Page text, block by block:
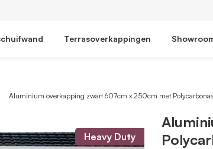
Terrasoverkappingen
Aluminium overkapping zwart 607cm x 250cm met
Heavy Duty